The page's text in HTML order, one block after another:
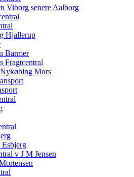
Viborg senere Aalborg
Hjallerup
Barmer
Fragtcentral
Mors
Esbjerg
v J M Jensen